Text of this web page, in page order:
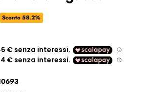
Sconto 58.2%